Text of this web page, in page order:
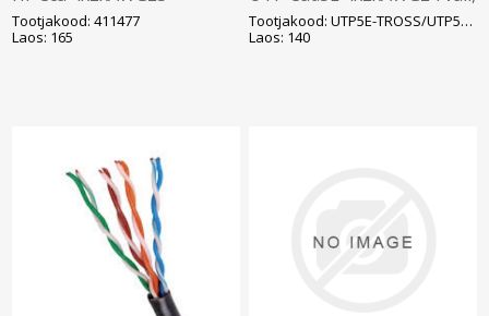
varjestatud T500, violetne
(411477)
Tootjakood: 411477
Laos: 165
must T305
Tootjakood: UTP5E-TROSS/UTP5E-OM
Laos: 140